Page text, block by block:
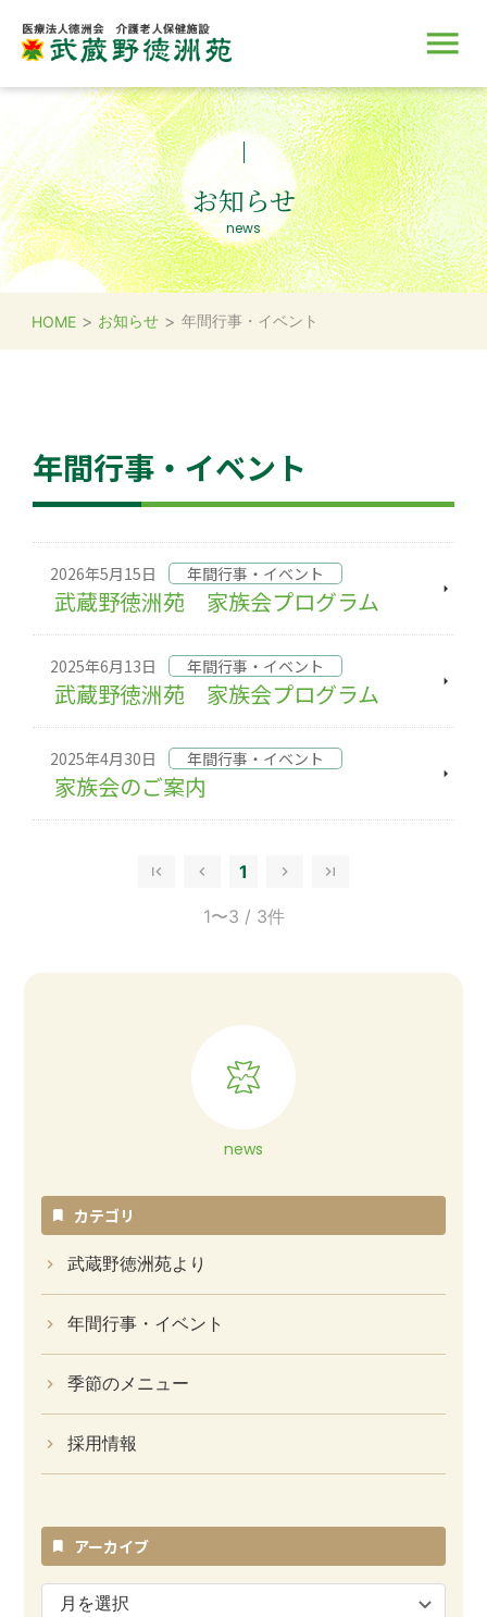
施設のご案内 サービス 入所のご案内 取り組み 採用情報
お知らせ
news
HOME > お知らせ > 年間行事・イベント
年間行事・イベント
武蔵野徳洲苑 家族会プログラム
2026年5月15日 年間行事・イベント
武蔵野徳洲苑 家族会プログラム
2025年6月13日 年間行事・イベント
家族会のご案内
2025年4月30日 年間行事・イベント
1
1〜3 / 3件
news
カテゴリ
武蔵野徳洲苑より
年間行事・イベント
季節のメニュー
採用情報
アーカイブ